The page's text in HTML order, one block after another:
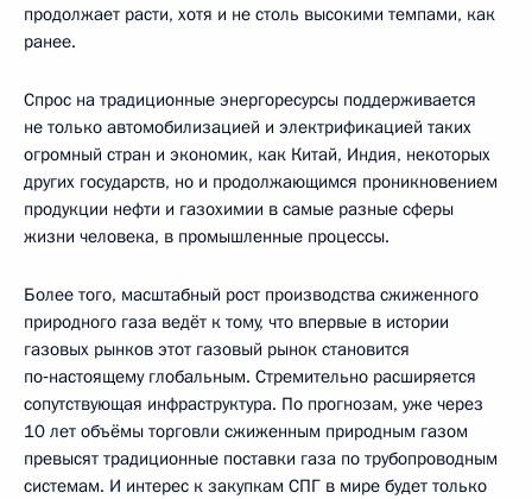
продолжает расти, хотя и не столь высокими темпами, как
ранее.
Спрос на традиционные энергоресурсы поддерживается
не только автомобилизацией и электрификацией таких
огромный стран и экономик, как Китай, Индия, некоторых
других государств, но и продолжающимся проникновением
продукции нефти и газохимии в самые разные сферы
жизни человека, в промышленные процессы.
Более того, масштабный рост производства сжиженного
природного газа ведёт к тому, что впервые в истории
газовых рынков этот газовый рынок становится
по‑настоящему глобальным. Стремительно расширяется
сопутствующая инфраструктура. По прогнозам, уже через
10 лет объёмы торговли сжиженным природным газом
превысят традиционные поставки газа по трубопроводным
системам. И интерес к закупкам СПГ в мире будет только